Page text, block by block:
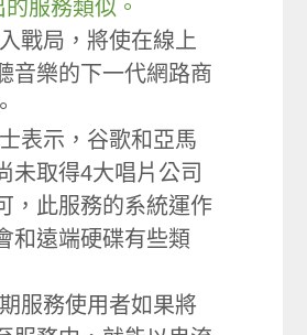
服務類似。
戰局，將使在線上
音樂的下一代網路商
表示，谷歌和亞馬
未取得4大唱片公司
，此服務的系統運作
和遠端硬碟有些類
服務使用者如果將